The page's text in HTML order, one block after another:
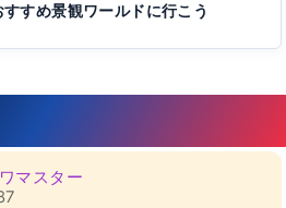
すめ景観ワールドに行こう
マスター